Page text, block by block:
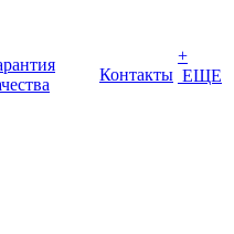
Контакты
+
ЕЩЕ